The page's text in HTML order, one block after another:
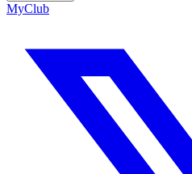
MyClub